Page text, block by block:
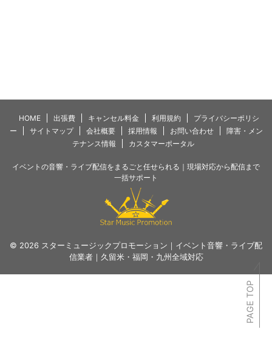
HOME 出張費 キャンセル料金 利用規約
プライバシーポリシ
ー
サイトマップ 会社概要 採用情報 お問い合わせ
障害・メン
テナンス情報
カスタマーポータル
イベントの音響・ライブ配信をまるごと任せられる｜現場対応から配信まで
一括サポート
© 2026 スターミュージックプロモーション｜イベント音響・ライブ配
信業者｜久留米・福岡・九州全域対応
PAGE TOP